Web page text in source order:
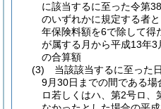
に該当するに至った令第
のいずれかに規定する者
年保険料額を6で除して得
が属する月から平成13年
の合算額
(3)
当該該当するに至った
9月30日までの間である
ロ若しくはハ、第2号ロ、